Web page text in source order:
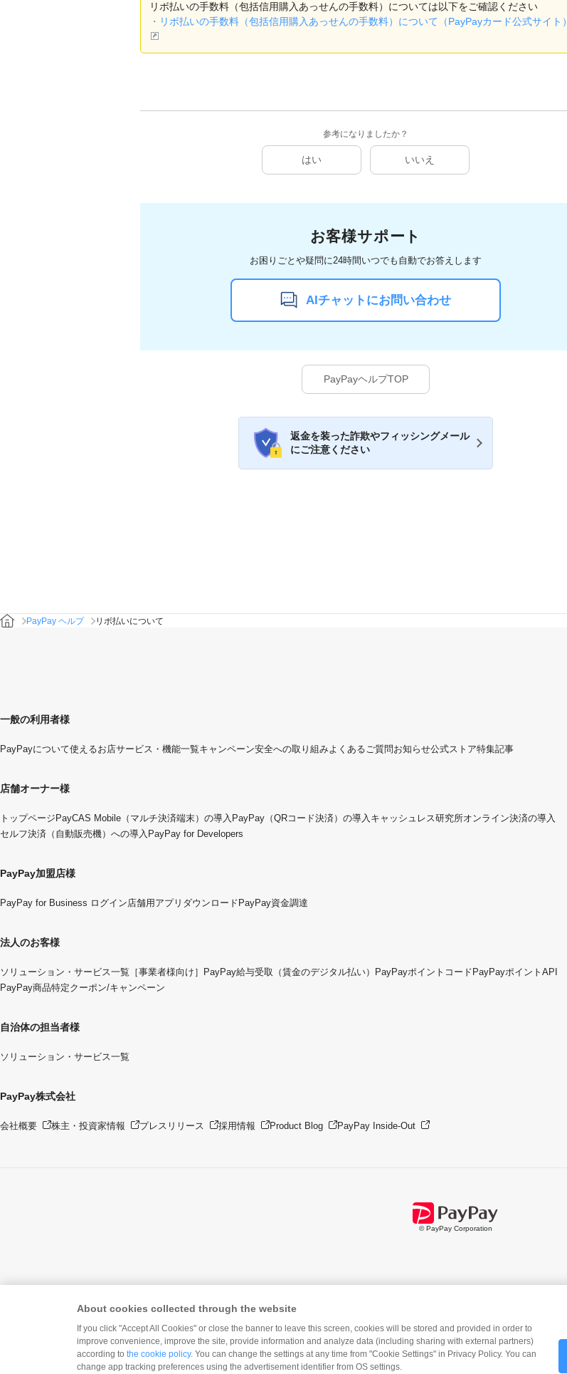
リボ払いの手数料（包括信用購入あっせんの手数料）については以下をご確認ください
・リボ払いの手数料（包括信用購入あっせんの手数料）について（PayPayカード公式サイト）
参考になりましたか？
はい いいえ
お客様サポート
お困りごとや疑問に24時間いつでも自動でお答えします
AIチャットにお問い合わせ
PayPayヘルプTOP
返金を装った詐欺やフィッシングメール
にご注意ください
いますぐPayPayアプリをダウンロード
PayPay ヘルプ リボ払いについて
一般の利用者様
PayPayについて使えるお店サービス・機能一覧キャンペーン安全への取り組みよくあるご質問お知らせ公式ストア特集記事
店舗オーナー様
トップページ PayCAS Mobile（マルチ決済端末）の導入 PayPay（QRコード決済）の導入 キャッシュレス研究所オンライン決済の導入
セルフ決済（自動販売機）への導入 PayPay for Developers
PayPay加盟店様
PayPay for Business ログイン店舗用アプリダウンロード PayPay資金調達
法人のお客様
ソリューション・サービス一覧 ［事業者様向け］PayPay給与受取（賃金のデジタル払い） PayPayポイントコード PayPayポイントAPI
PayPay商品特定クーポン/キャンペーン
自治体の担当者様
ソリューション・サービス一覧
PayPay株式会社
会社概要 株主・投資家情報 プレスリリース 採用情報 Product Blog PayPay Inside-Out
© PayPay Corporation
About cookies collected through the website
If you click "Accept All Cookies" or close the banner to leave this screen, cookies will be stored and provided in order to
improve convenience, improve the site, provide information and analyze data (including sharing with external partners)
according to the cookie policy. You can change the settings at any time from "Cookie Settings" in Privacy Policy. You can
change app tracking preferences using the advertisement identifier from OS settings.